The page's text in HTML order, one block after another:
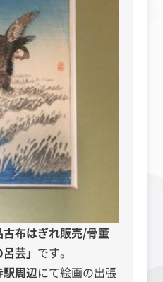
古布はぎれ販売/骨董
芸」 です。
駅周辺にて絵画の出張